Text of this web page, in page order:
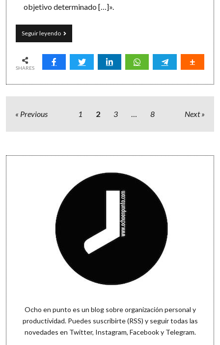
objetivo determinado […]».
Seguir leyendo8
motivos
planificar
SHARES
Paginación
Previous 1 2 3 … 8 Next
Sidebar
Ocho en punto es un blog sobre organización personal y
productividad. Puedes suscribirte (RSS) y seguir todas las
novedades en Twitter, Instagram, Facebooky Telegram.